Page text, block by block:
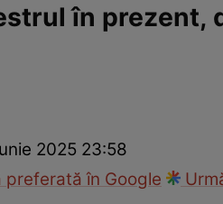
în
2025 23:58
în Google